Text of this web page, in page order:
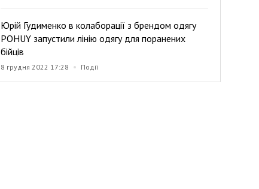
Юрій Гудименко в колаборації з брендом одягу
POHUY запустили лінію одягу для поранених
бійців
8 грудня 2022 17:28 Події